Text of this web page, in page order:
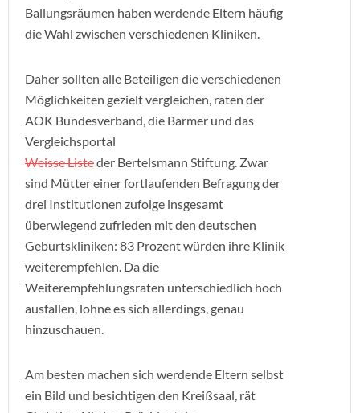
Ballungsräumen haben werdende Eltern häufig
die Wahl zwischen verschiedenen Kliniken.
Daher sollten alle Beteiligen die verschiedenen
Möglichkeiten gezielt vergleichen, raten der
AOK Bundesverband, die Barmer und das
Vergleichsportal
Weisse Listeder Bertelsmann Stiftung. Zwar
sind Mütter einer fortlaufenden Befragung der
drei Institutionen zufolge insgesamt
überwiegend zufrieden mit den deutschen
Geburtskliniken: 83 Prozent würden ihre Klinik
weiterempfehlen. Da die
Weiterempfehlungsraten unterschiedlich hoch
ausfallen, lohne es sich allerdings, genau
hinzuschauen.
Am besten machen sich werdende Eltern selbst
ein Bild und besichtigen den Kreißsaal, rät